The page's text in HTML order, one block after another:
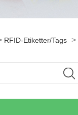
RFID-Etiketter/tags >